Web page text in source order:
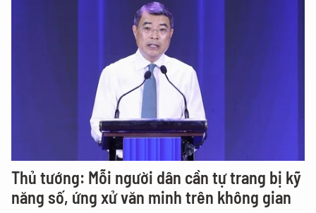
Thủ tướng: Mỗi người dân cần tự trang bị kỹ
năng số, ứng xử văn minh trên không gian